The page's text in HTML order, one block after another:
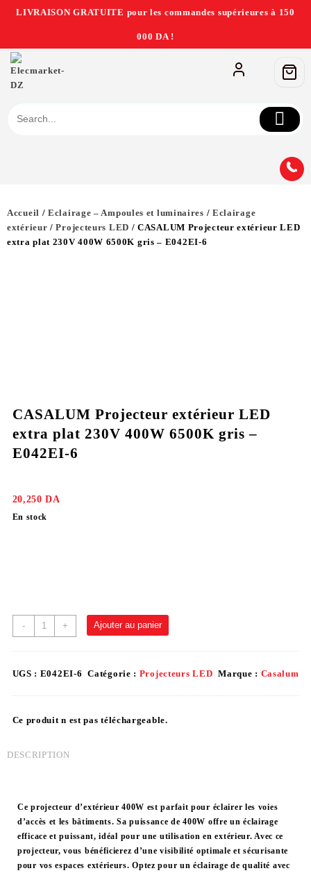
LIVRAISON GRATUITE pour les commandes supérieures à 150
000 DA !
Accueil /Eclairage – Ampoules et luminaires / Eclairage
extérieur /Projecteurs LED / CASALUM Projecteur extérieur LED
extra plat 230V 400W 6500K gris – E042EI-6
CASALUM Projecteur extérieur LED
extra plat 230V 400W 6500K gris –
E042EI-6
20,250DA
En stock
- + Ajouter au panier
UGS : E042EI-6 Catégorie : Projecteurs LED Marque : Casalum
Ce produit n est pas téléchargeable.
DESCRIPTION
Ce projecteur d’extérieur 400W est parfait pour éclairer les voies
d’accès et les bâtiments. Sa puissance de 400W offre un éclairage
efficace et puissant, idéal pour une utilisation en extérieur. Avec ce
projecteur, vous bénéficierez d’une visibilité optimale et sécurisante
pour vos espaces extérieurs. Optez pour un éclairage de qualité avec